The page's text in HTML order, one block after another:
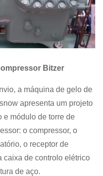
Bitzer
a máquina de gelo de
apresenta um projeto
e módulo de torre de
o compressor, o
o receptor de
caixa de controlo elétrico
de aço.